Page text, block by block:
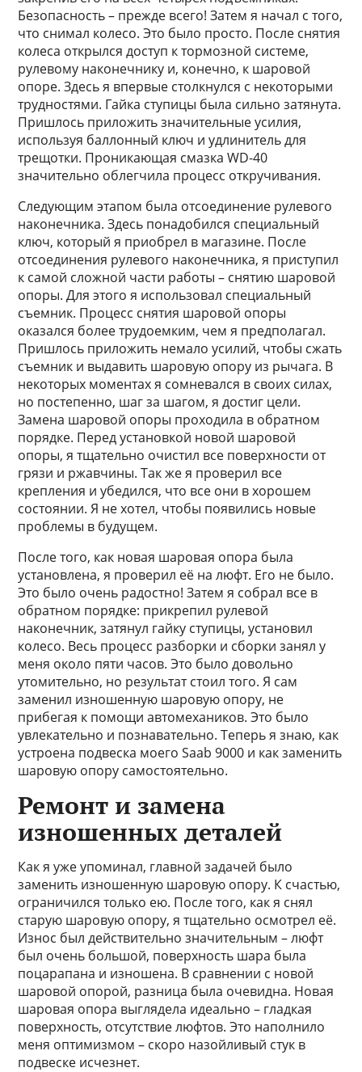
Безопасность – прежде всего! Затем я начал с того,
что снимал колесо. Это было просто. После снятия
колеса открылся доступ к тормозной системе,
рулевому наконечнику и, конечно, к шаровой
опоре. Здесь я впервые столкнулся с некоторыми
трудностями. Гайка ступицы была сильно затянута.
Пришлось приложить значительные усилия,
используя баллонный ключ и удлинитель для
трещотки. Проникающая смазка WD-40
значительно облегчила процесс откручивания.
Следующим этапом была отсоединение рулевого
наконечника. Здесь понадобился специальный
ключ, который я приобрел в магазине. После
отсоединения рулевого наконечника, я приступил
к самой сложной части работы – снятию шаровой
опоры. Для этого я использовал специальный
съемник. Процесс снятия шаровой опоры
оказался более трудоемким, чем я предполагал.
Пришлось приложить немало усилий, чтобы сжать
съемник и выдавить шаровую опору из рычага. В
некоторых моментах я сомневался в своих силах,
но постепенно, шаг за шагом, я достиг цели.
Замена шаровой опоры проходила в обратном
порядке. Перед установкой новой шаровой
опоры, я тщательно очистил все поверхности от
грязи и ржавчины. Так же я проверил все
крепления и убедился, что все они в хорошем
состоянии. Я не хотел, чтобы появились новые
проблемы в будущем.
После того, как новая шаровая опора была
установлена, я проверил её на люфт. Его не было.
Это было очень радостно! Затем я собрал все в
обратном порядке: прикрепил рулевой
наконечник, затянул гайку ступицы, установил
колесо. Весь процесс разборки и сборки занял у
меня около пяти часов. Это было довольно
утомительно, но результат стоил того. Я сам
заменил изношенную шаровую опору, не
прибегая к помощи автомехаников. Это было
увлекательно и познавательно. Теперь я знаю, как
устроена подвеска моего Saab 9000 и как заменить
шаровую опору самостоятельно.
Ремонт и замена
изношенных деталей
Как я уже упоминал, главной задачей было
заменить изношенную шаровую опору. К счастью,
ограничился только ею. После того, как я снял
старую шаровую опору, я тщательно осмотрел её.
Износ был действительно значительным – люфт
был очень большой, поверхность шара была
поцарапана и изношена. В сравнении с новой
шаровой опорой, разница была очевидна. Новая
шаровая опора выглядела идеально – гладкая
поверхность, отсутствие люфтов. Это наполнило
меня оптимизмом – скоро назойливый стук в
подвеске исчезнет.